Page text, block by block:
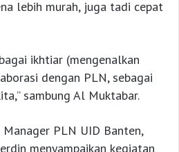
lebih murah, juga tadi cepat
ikhtiar (mengenalkan
dengan PLN, sebagai
sambung Al Muktabar.
PLN UID Banten,
menyampaikan kegiatan